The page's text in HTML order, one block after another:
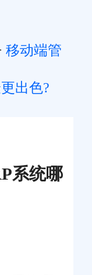
移动端管
出色?
系统哪